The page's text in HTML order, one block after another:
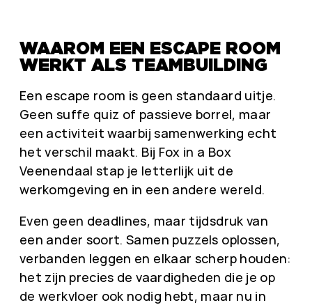
WAAROM EEN ESCAPE ROOM
WERKT ALS TEAMBUILDING
Een escape room is geen standaard uitje.
Geen suffe quiz of passieve borrel, maar
een activiteit waarbij samenwerking echt
het verschil maakt. Bij Fox in a Box
Veenendaal stap je letterlijk uit de
werkomgeving en in een andere wereld.
Even geen deadlines, maar tijdsdruk van
een ander soort. Samen puzzels oplossen,
verbanden leggen en elkaar scherp houden:
het zijn precies de vaardigheden die je op
de werkvloer ook nodig hebt, maar nu in